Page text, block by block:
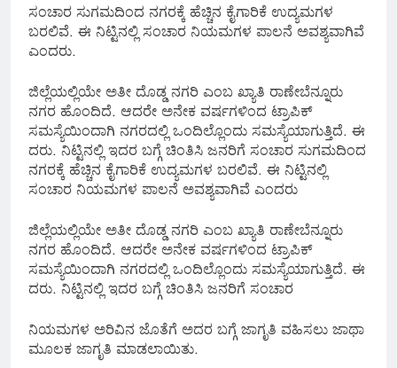
ಸಂಚಾರ ಸುಗಮದಿಂದ ನಗರಕ್ಕೆ ಹೆಚ್ಚಿನ ಕೈಗಾರಿಕೆ ಉದ್ಯಮಗಳ
ಬರಲಿವೆ. ಈ ನಿಟ್ಟಿನಲ್ಲಿ ಸಂಚಾರ ನಿಯಮಗಳ ಪಾಲನೆ ಅವಶ್ಯವಾಗಿವೆ
ಎಂದರು.
ಜಿಲ್ಲೆಯಲ್ಲಿಯೇ ಅತೀ ದೊಡ್ಡ ನಗರಿ ಎಂಬ ಖ್ಯಾತಿ ರಾಣೇಬೆನ್ನೂರು
ನಗರ ಹೊಂದಿದೆ. ಆದರೇ ಅನೇಕ ವರ್ಷಗಳಿಂದ ಟ್ರಾಪಿಕ್
ಸಮಸ್ಯೆಯಿಂದಾಗಿ ನಗರದಲ್ಲಿ ಒಂದಿಲ್ಲೊಂದು ಸಮಸ್ಯೆಯಾಗುತ್ತಿದೆ. ಈ
ದರು. ನಿಟ್ಟಿನಲ್ಲಿ ಇದರ ಬಗ್ಗೆ ಚಿಂತಿಸಿ ಜನರಿಗೆ ಸಂಚಾರ ಸುಗಮದಿಂದ
ನಗರಕ್ಕೆ ಹೆಚ್ಚಿನ ಕೈಗಾರಿಕೆ ಉದ್ಯಮಗಳ ಬರಲಿವೆ. ಈ ನಿಟ್ಟಿನಲ್ಲಿ
ಸಂಚಾರ ನಿಯಮಗಳ ಪಾಲನೆ ಅವಶ್ಯವಾಗಿವೆ ಎಂದರು
ಜಿಲ್ಲೆಯಲ್ಲಿಯೇ ಅತೀ ದೊಡ್ಡ ನಗರಿ ಎಂಬ ಖ್ಯಾತಿ ರಾಣೇಬೆನ್ನೂರು
ನಗರ ಹೊಂದಿದೆ. ಆದರೇ ಅನೇಕ ವರ್ಷಗಳಿಂದ ಟ್ರಾಪಿಕ್
ಸಮಸ್ಯೆಯಿಂದಾಗಿ ನಗರದಲ್ಲಿ ಒಂದಿಲ್ಲೊಂದು ಸಮಸ್ಯೆಯಾಗುತ್ತಿದೆ. ಈ
ದರು. ನಿಟ್ಟಿನಲ್ಲಿ ಇದರ ಬಗ್ಗೆ ಚಿಂತಿಸಿ ಜನರಿಗೆ ಸಂಚಾರ
ನಿಯಮಗಳ ಅರಿವಿನ ಜೊತೆಗೆ ಅದರ ಬಗ್ಗೆ ಜಾಗೃತಿ ವಹಿಸಲು ಜಾಥಾ
ಮೂಲಕ ಜಾಗೃತಿ ಮಾಡಲಾಯಿತು.